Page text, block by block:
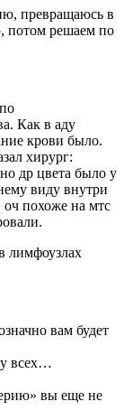
превращаюсь в
потом решаем по
Как в аду
крови было.
хирург:
др цвета было у
виду внутри
оч похоже на мтс
лимфоузлах
вам будет
у всех…
вы еще не